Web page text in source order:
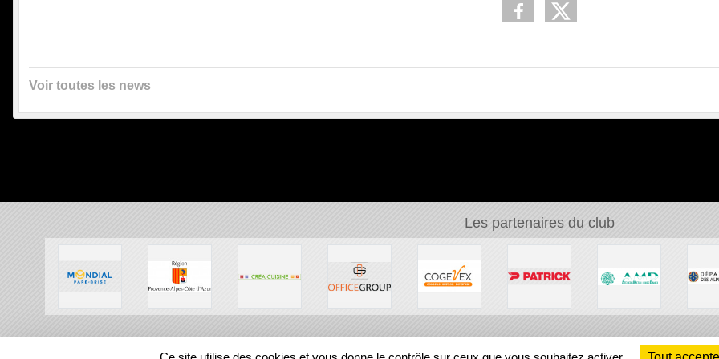
Voir toutes les news
Les partenaires du club
REGIONS